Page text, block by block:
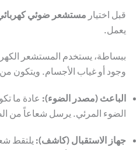
قبل اختيار مستشعر ضوئي
يعمل.
ببساطة، يستخدم المستشعر
وجود أو غياب الأجسام. ويتكون
الباعث (مصدر الضوء): عادة ما
الضوء المرئي. يرسل شعاعاً من
جهاز الاستقبال (كاشف): يلتقط